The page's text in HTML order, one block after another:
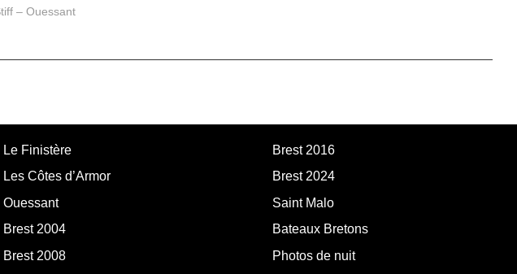
– Ouessant
Le Finistère
Les Côtes d’Armor
Ouessant
Brest 2004
Brest 2008
Brest 2016
Brest 2024
Saint Malo
Bateaux Bretons
Photos de nuit